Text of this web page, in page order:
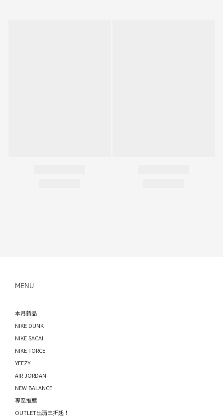
MENU
本月新品
NIKE DUNK
NIKE SACAI
NIKE FORCE
YEEZY
AIR JORDAN
NEW BALANCE
專區推薦
OUTLET出清三折起！